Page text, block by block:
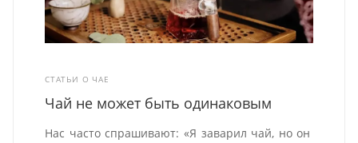
СТАТЬИ О ЧАЕ
Чай не может быть одинаковым
Нас часто спрашивают: «Я заварил чай, но он не